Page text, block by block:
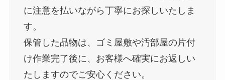
に注意を払いながら丁寧にお探しいたしま
す。
保管した品物は、ゴミ屋敷や汚部屋の片付
け作業完了後に、お客様へ確実にお返しい
たしますのでご安心ください。